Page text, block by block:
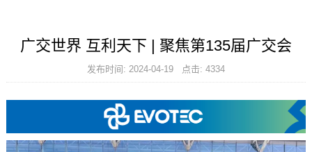
广交世界 互利天下 | 聚焦第135届广交会
发布时间: 2024-04-19 点击: 4334